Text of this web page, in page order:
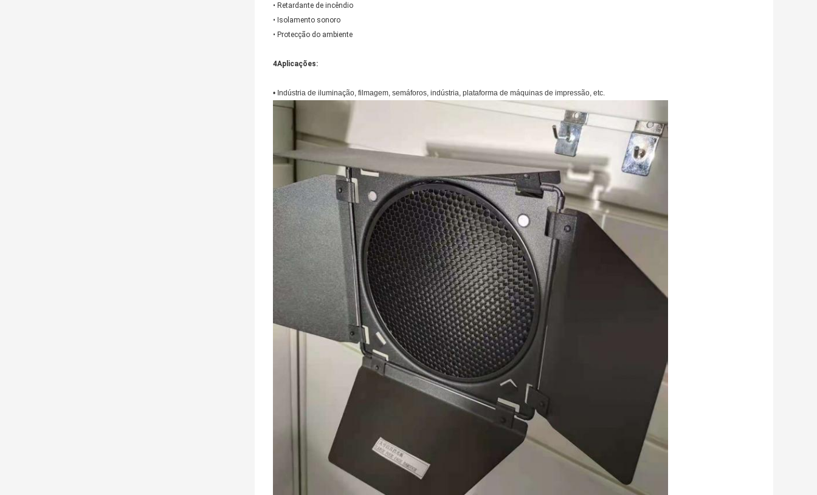
• Retardante de incêndio
• Isolamento sonoro
• Protecção do ambiente
4Aplicações:
• Indústria de iluminação, filmagem, semáforos, indústria, plataforma de máquinas de impressão, etc.